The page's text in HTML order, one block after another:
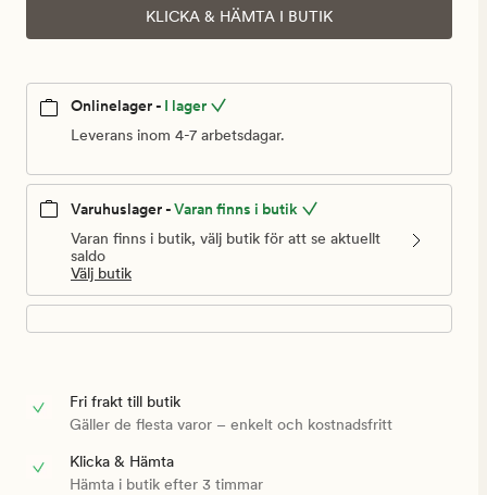
KLICKA & HÄMTA I BUTIK
Onlinelager - I lager
Leverans inom 4-7 arbetsdagar.
Varuhuslager -Varan finns i butik
Varan finns i butik, välj butik för att se aktuellt
saldo
Välj butik
Fri frakt till butik
Gäller de flesta varor – enkelt och kostnadsfritt
Klicka & Hämta
Hämta i butik efter 3 timmar